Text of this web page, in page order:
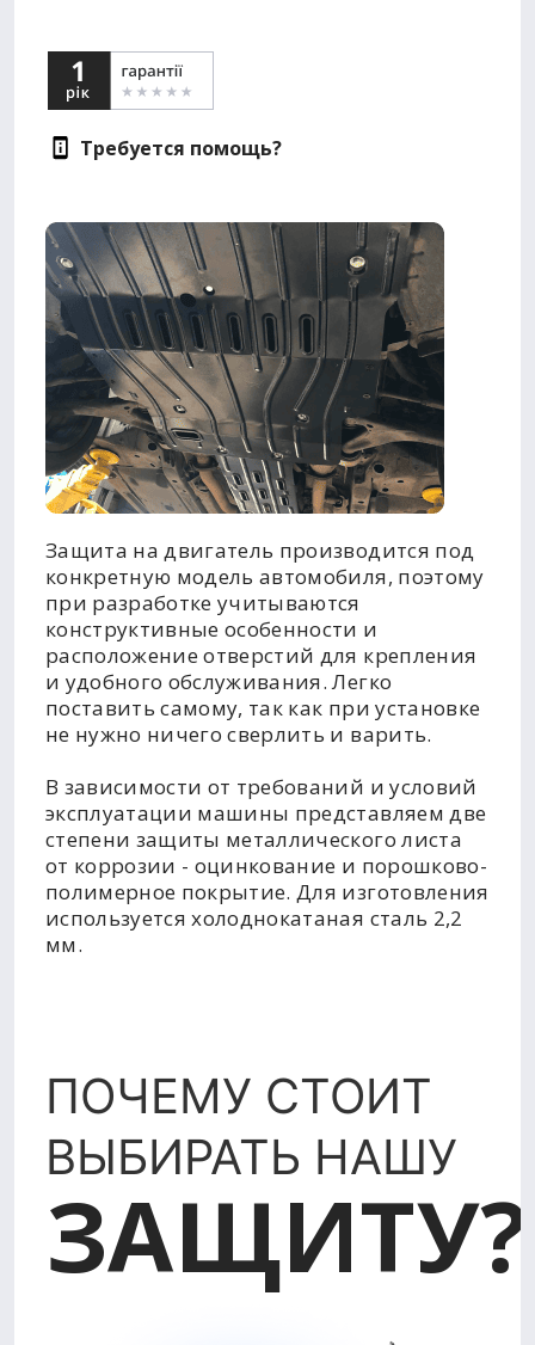
Требуется помощь?
Защита на двигатель производится под
конкретную модель автомобиля, поэтому
при разработке учитываются
конструктивные особенности и
расположение отверстий для крепления
и удобного обслуживания. Легко
поставить самому, так как при установке
не нужно ничего сверлить и варить.
В зависимости от требований и условий
эксплуатации машины представляем две
степени защиты металлического листа
от коррозии - оцинкование и порошково-
полимерное покрытие. Для изготовления
используется холоднокатаная сталь 2,2
мм.
ПОЧЕМУ СТОИТ
ВЫБИРАТЬ НАШУ
ЗАЩИТУ?